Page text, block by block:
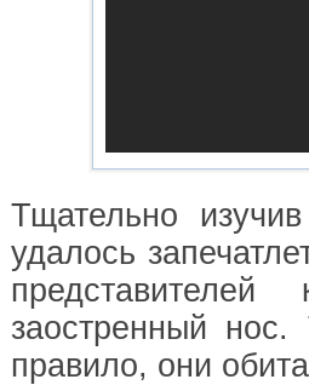
Тщательно
удалось
заостренный
правило, они